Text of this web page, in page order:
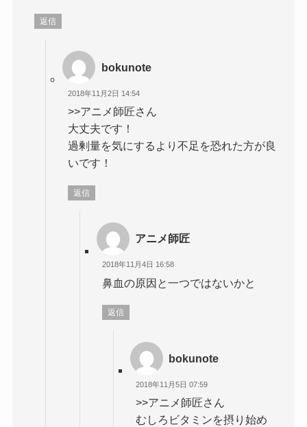
返信
bokunote
2018年11月2日 14:54
>>アニメ師匠さん
大丈夫です！
過剰量を気にするより不足を恐れた方が良
いです！
返信
アニメ師匠
2018年11月4日 16:58
鼻血の原因と一つではないかと
返信
bokunote
2018年11月5日 07:59
>>アニメ師匠さん
むしろビタミンを摂り始め